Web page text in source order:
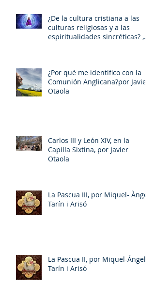
¿De la cultura cristiana a las
culturas religiosas y a las
espiritualidades sincréticas? ,
¿Por qué me identifico con la
Comunión Anglicana?por Javier
Otaola
Carlos III y León XIV, en la
Capilla Sixtina, por Javier
Otaola
La Pascua III, por Miquel- Àngel
Tarín i Arisó
La Pascua II, por Miquel-Ángel
Tarín i Arisó